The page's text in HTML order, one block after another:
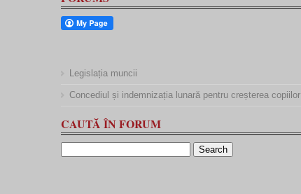
Legislația muncii
Concediul și indemnizația lunară pentru creșterea copiilor
CAUTĂ ÎN FORUM